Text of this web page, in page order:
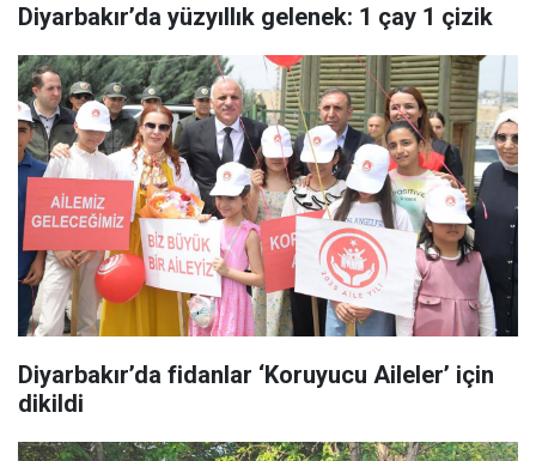
Diyarbakır’da yüzyıllık gelenek: 1 çay 1 çizik
Diyarbakır’da fidanlar ‘Koruyucu Aileler’ için
dikildi